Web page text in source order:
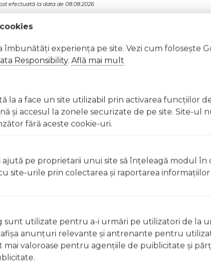
efectuată la data de 08.08.2026
îmbunătăți experiența pe site. Vezi cum folosește
Responsibility. Află mai mult
la a face un site utilizabil prin activarea funcţiilor
şi accesul la zonele securizate de pe site. Site-ul
fără aceste cookie-uri.
ajută pe proprietarii unui site să înţeleagă modul în
site-urile prin colectarea şi raportarea
sunt utilizate pentru a-i urmări pe utilizatori de la
afişa anunţuri relevante şi antrenante pentru
mai valoroase pentru agenţiile de puiblicitate şi